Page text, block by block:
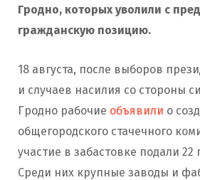
Гродно, которых уволили с
гражданскую позицию.
18 августа, после выборов
и случаев насилия со стороны
Гродно рабочие объявили о
общегородского стачечного
участие в забастовке подали
Среди них крупные заводы и